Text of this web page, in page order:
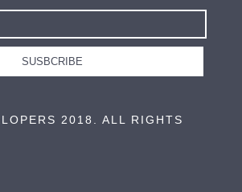
2018. ALL RIGHTS